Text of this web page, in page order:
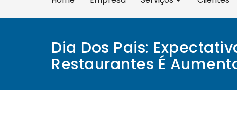
Dia Dos Pais:
Restaurantes É